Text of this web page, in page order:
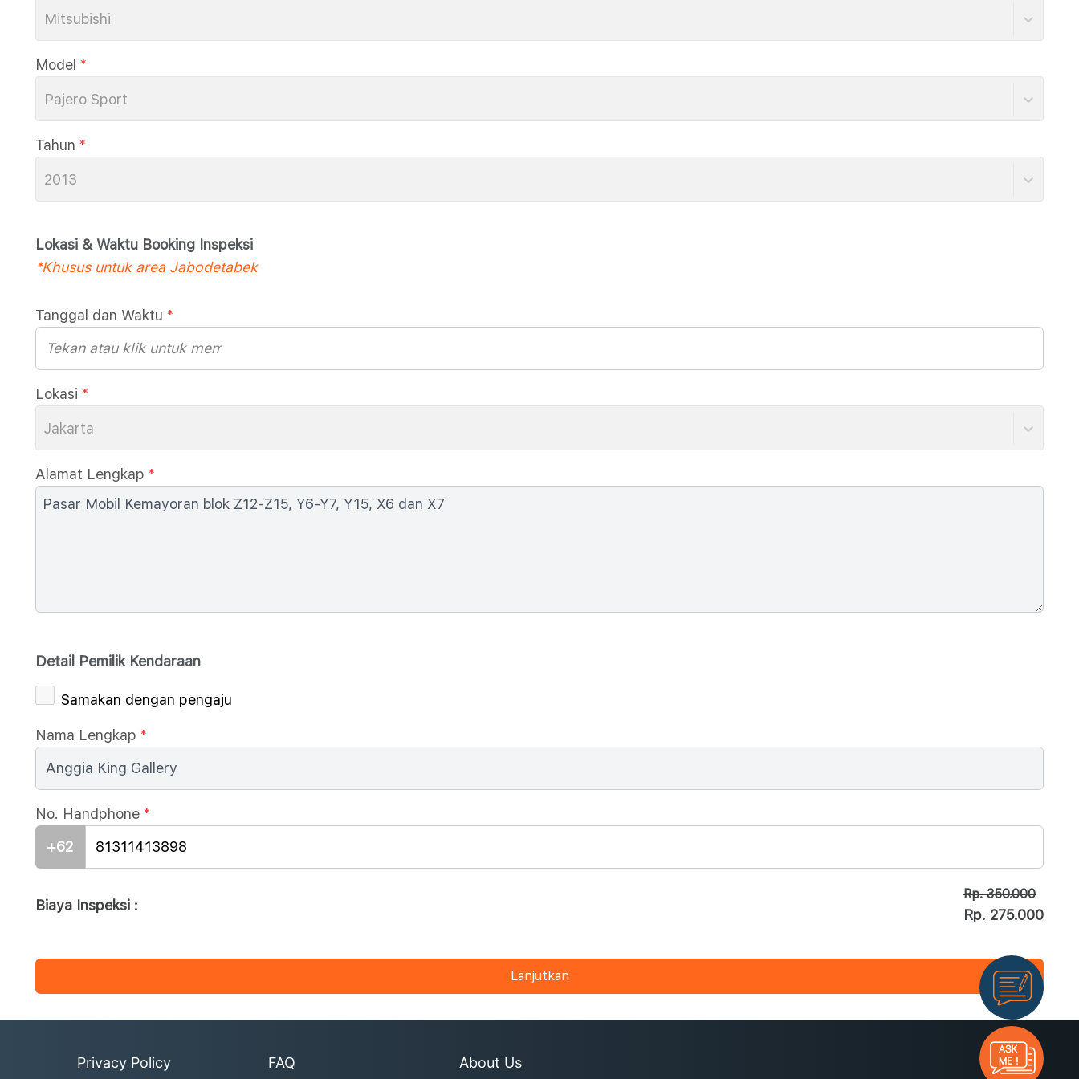
Mitsubishi
Model *
Pajero Sport
Tahun *
2013
Lokasi & Waktu Booking Inspeksi
*Khusus untuk area Jabodetabek
Tanggal dan Waktu *
Lokasi *
Jakarta
Alamat Lengkap *
Detail Pemilik Kendaraan
Samakan dengan pengaju
Nama Lengkap *
No. Handphone *
+62
Biaya Inspeksi :
Rp. 350.000
Rp. 275.000
Lanjutkan
Privacy Policy FAQ About Us